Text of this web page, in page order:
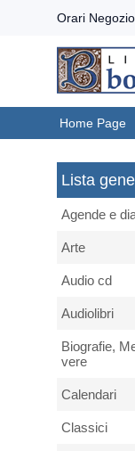
Orari
Home Page
Lista
Agende e
Arte
Audio cd
Audiolibri
Biografie,
vere
Calendari
Classici